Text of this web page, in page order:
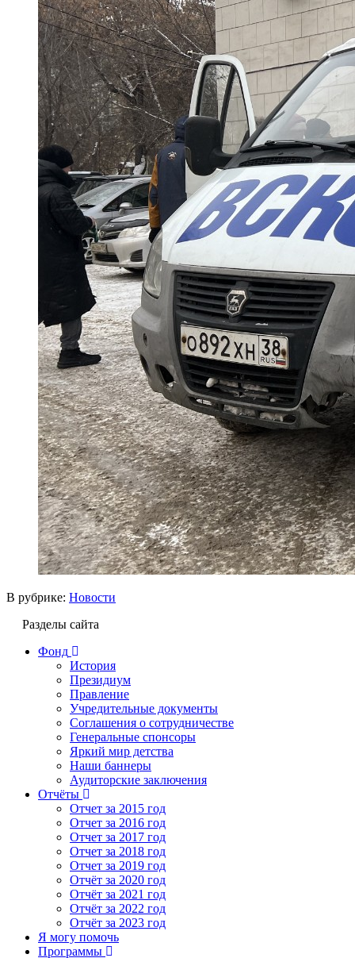
В рубрике: Новости
Разделы сайта
Фонд
История
Президиум
Правление
Учредительные документы
Соглашения о сотрудничестве
Генеральные спонсоры
Яркий мир детства
Наши баннеры
Аудиторские заключения
Отчёты
Отчет за 2015 год
Отчет за 2016 год
Отчет за 2017 год
Отчет за 2018 год
Отчет за 2019 год
Отчёт за 2020 год
Отчёт за 2021 год
Отчёт за 2022 год
Отчёт за 2023 год
Я могу помочь
Программы